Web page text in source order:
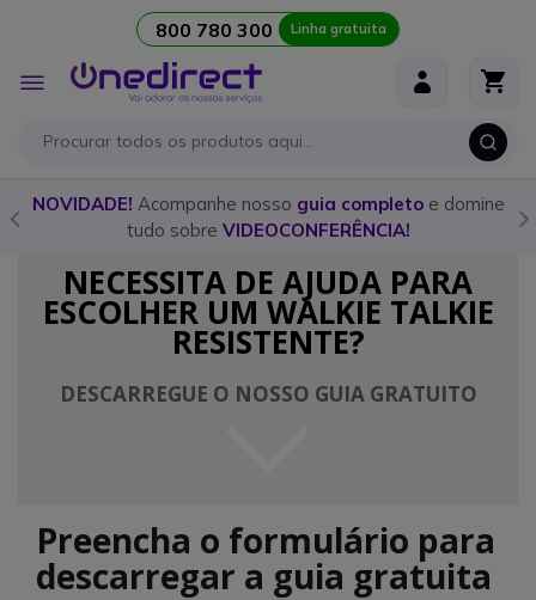
800 780 300 Linha gratuita
Alternar
Nav
NOVIDADE! Acompanhe nosso guia completoe domine
tudo sobre VIDEOCONFERÊNCIA!
NECESSITA DE AJUDA PARA
ESCOLHER UM WALKIE TALKIE
RESISTENTE?
DESCARREGUE O NOSSO GUIA GRATUITO
Preencha o formulário para
descarregar a guia gratuita